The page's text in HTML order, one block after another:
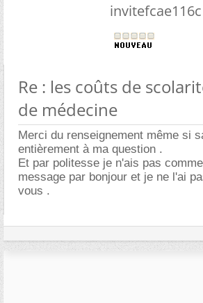
invitefcae116c
Re : les coûts de
de médecine
Merci du renseignement même si
entièrement à ma question .
Et par politesse je n'ais pas
message par bonjour et je ne l'ai
vous .